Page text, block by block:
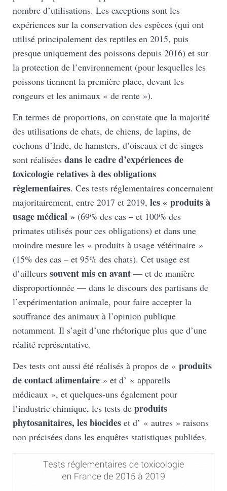
nombre d’utilisations. Les exceptions sont les
expériences sur la conservation des espèces (qui ont
utilisé principalement des reptiles en 2015, puis
presque uniquement des poissons depuis 2016) et sur
la protection de l’environnement (pour lesquelles les
poissons tiennent la première place, devant les
rongeurs et les animaux « de rente »).
En termes de proportions, on constate que la majorité
des utilisations de chats, de chiens, de lapins, de
cochons d’Inde, de hamsters, d’oiseaux et de singes
sont réalisées dans le cadre d’expériences de
toxicologie relatives à des obligations
règlementaires. Ces tests réglementaires concernaient
majoritairement, entre 2017 et 2019, les « produits à
usage médical » (69% des cas – et 100% des
primates utilisés pour ces obligations) et dans une
moindre mesure les « produits à usage vétérinaire »
(15% des cas – et 95% des chats). Cet usage est
d’ailleurs souvent mis en avant — et de manière
disproportionnée — dans le discours des partisans de
l’expérimentation animale, pour faire accepter la
souffrance des animaux à l’opinion publique
notamment. Il s’agit d’une rhétorique plus que d’une
réalité représentative.
Des tests ont aussi été réalisés à propos de « produits
de contact alimentaire » et d’ « appareils
médicaux », et quelques-uns également pour
l’industrie chimique, les tests de produits
phytosanitaires, les biocides et d’ « autres » raisons
non précisées dans les enquêtes statistiques publiées.